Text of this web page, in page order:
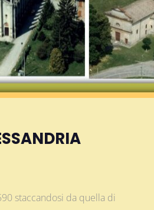
staccandosi da quella di